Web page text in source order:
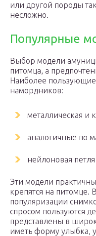
или другой породы
несложно.
Популярные
Выбор модели
питомца, а
Наиболее
намордников:
металлическая и
аналогичные по
нейлоновая
Эти модели практичны
крепятся на питомце.
популяризации
спросом пользуются
представлены в
иметь форму улыбка,